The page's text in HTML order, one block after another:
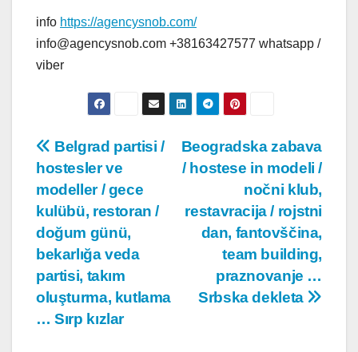
info https://agencysnob.com/
info@agencysnob.com +38163427577 whatsapp /
viber
Post
navigation
Beogradska zabava
/ hostese in modeli /
nočni klub,
restavracija / rojstni
dan, fantovščina,
team building,
praznovanje …
Srbska dekleta
Belgrad partisi /
hostesler ve
modeller / gece
kulübü, restoran /
doğum günü,
bekarlığa veda
partisi, takım
oluşturma, kutlama
… Sırp kızlar